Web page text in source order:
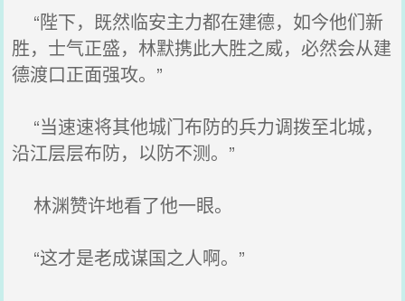
“陛下，既然临安主力都在建德，如今他们新
胜，士气正盛，林默携此大胜之威，必然会从建
德渡口正面强攻。”
“当速速将其他城门布防的兵力调拨至北城，
沿江层层布防，以防不测。”
林渊赞许地看了他一眼。
“这才是老成谋国之人啊。”